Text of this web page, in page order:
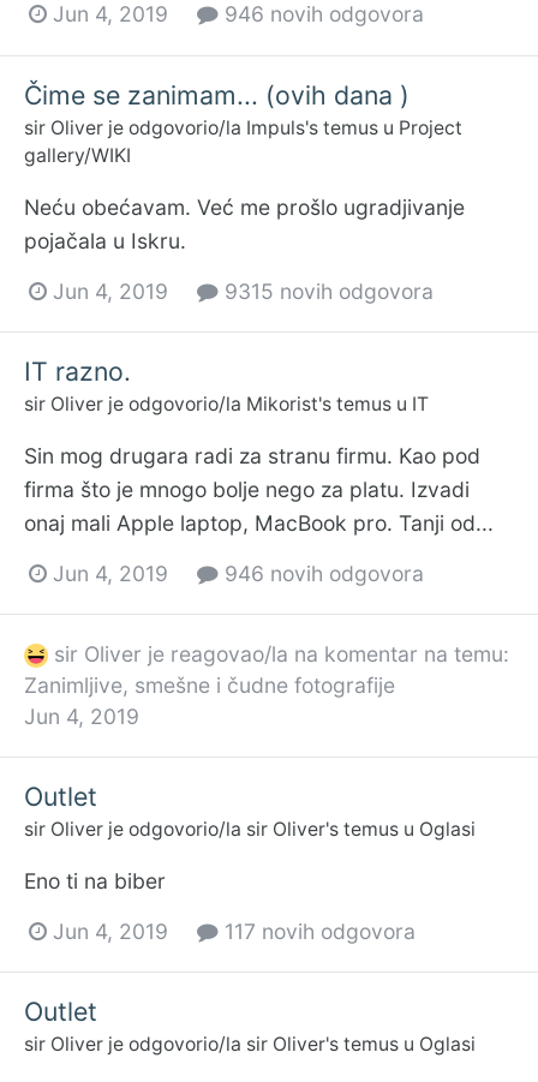
Jun 4, 2019 946 novih odgovora
Čime se zanimam... (ovih dana )
sir Oliver je odgovorio/la Impuls's temus u Project
gallery/WIKI
Neću obećavam. Već me prošlo ugradjivanje
pojačala u Iskru.
Jun 4, 2019 9315 novih odgovora
IT razno.
sir Oliver je odgovorio/la Mikorist's temus u IT
Sin mog drugara radi za stranu firmu. Kao pod
firma što je mnogo bolje nego za platu. Izvadi
onaj mali Apple laptop, MacBook pro. Tanji od...
Jun 4, 2019 946 novih odgovora
sir Oliver je reagovao/la na komentar na temu:
Zanimljive, smešne i čudne fotografije
Jun 4, 2019
Outlet
sir Oliver je odgovorio/la sir Oliver's temus u Oglasi
Eno ti na biber
Jun 4, 2019 117 novih odgovora
Outlet
sir Oliver je odgovorio/la sir Oliver's temus u Oglasi